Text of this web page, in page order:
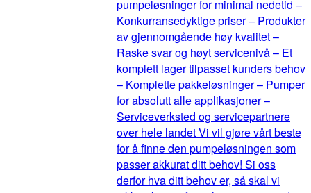
pumpeløsninger for minimal nedetid –
Konkurransedyktige priser – Produkter
av gjennomgående høy kvalitet –
Raske svar og høyt servicenivå – Et
komplett lager tilpasset kunders behov
– Komplette pakkeløsninger – Pumper
for absolutt alle applikasjoner –
Serviceverksted og servicepartnere
over hele landet Vi vil gjøre vårt beste
for å finne den pumpeløsningen som
passer akkurat ditt behov! Si oss
derfor hva ditt behov er, så skal vi